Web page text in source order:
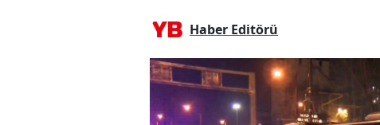
Haber Editörü